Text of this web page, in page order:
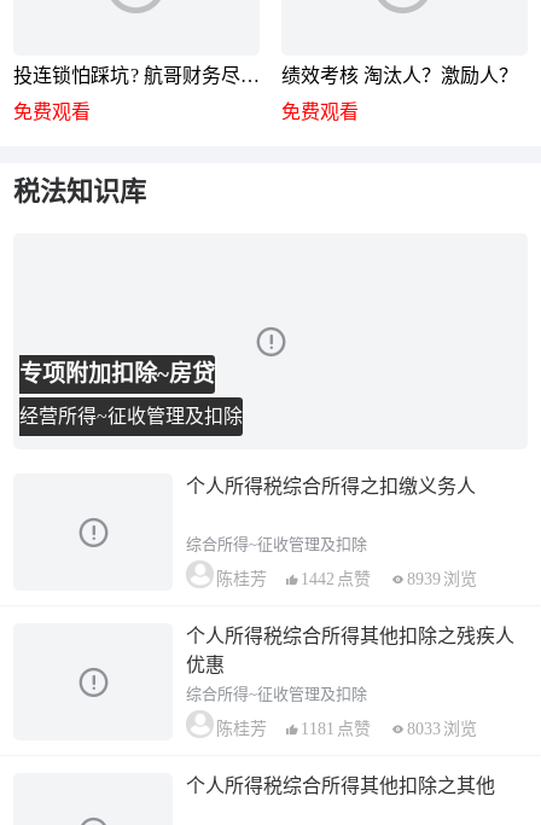
投连锁怕踩坑? 航哥财务尽调
秘籍来了
免费观看
绩效考核 淘汰人？激励人？
免费观看
税法知识库
专项附加扣除~房贷
经营所得~征收管理及扣除
个人所得税综合所得之扣缴义务人
综合所得~征收管理及扣除
陈桂芳
1442 点赞 8939 浏览
个人所得税综合所得其他扣除之残疾人
优惠
综合所得~征收管理及扣除
陈桂芳
1181 点赞 8033 浏览
个人所得税综合所得其他扣除之其他